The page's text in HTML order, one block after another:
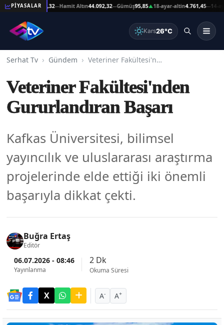
PİYASALAR
Altın44.092,32 Hamit Altın 44.092,32—Gümüş95,85▲18-ayar-altin4.761,45—14-ayar-
Kars26°C
Serhat Tv Gündem Veteriner Fakültesi'nden Gururlandıran Başarı
Veteriner Fakültesi'nden
Gururlandıran Başarı
Kafkas Üniversitesi, bilimsel
yayıncılık ve uluslararası araştırma
projelerinde elde ettiği iki önemli
başarıyla dikkat çekti.
Buğra Ertaş
Editör
06.07.2026 - 08:46
Yayınlanma
2 Dk
Okuma Süresi
A- A+